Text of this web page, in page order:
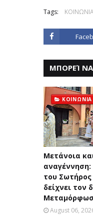
Tags:
ΜΠΟΡΕΊ
ΚΟΙΝΩΝΙΑ
Μετάνοια
του
δείχνει τον
August 06,